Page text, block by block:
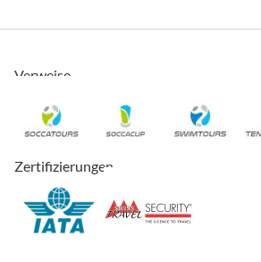
Verweise
Zertifizierungen